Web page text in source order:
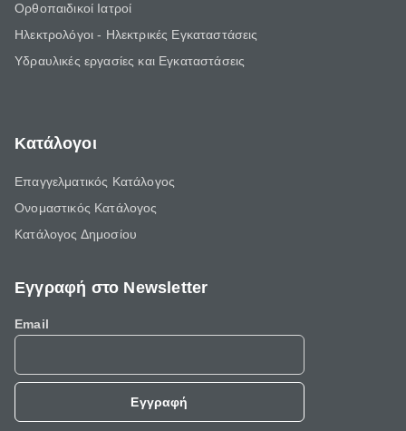
Ορθοπαιδικοί Ιατροί
Ηλεκτρολόγοι - Ηλεκτρικές Εγκαταστάσεις
Υδραυλικές εργασίες και Εγκαταστάσεις
Κατάλογοι
Επαγγελματικός Κατάλογος
Ονομαστικός Κατάλογος
Κατάλογος Δημοσίου
Εγγραφή στο Newsletter
Email
Εγγραφή